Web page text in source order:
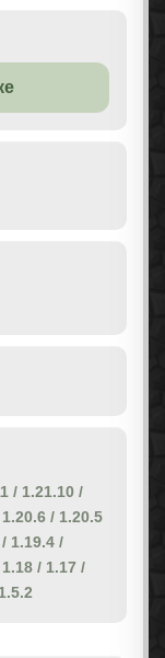
/ 1.21.10 /
1.20.6 / 1.20.5
/ 1.19.4 /
1.18 / 1.17 /
1.5.2